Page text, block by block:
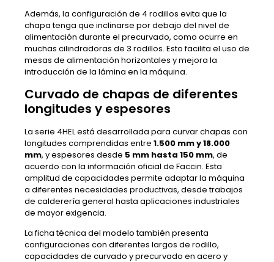
Además, la configuración de 4 rodillos evita que la
chapa tenga que inclinarse por debajo del nivel de
alimentación durante el precurvado, como ocurre en
muchas cilindradoras de 3 rodillos. Esto facilita el uso de
mesas de alimentación horizontales y mejora la
introducción de la lámina en la máquina.
Curvado de chapas de diferentes
longitudes y espesores
La serie 4HEL está desarrollada para curvar chapas con
longitudes comprendidas entre 1.500 mm y 18.000
mm, y espesores desde 5 mm hasta 150 mm, de
acuerdo con la información oficial de Faccin. Esta
amplitud de capacidades permite adaptar la máquina
a diferentes necesidades productivas, desde trabajos
de calderería general hasta aplicaciones industriales
de mayor exigencia.
La ficha técnica del modelo también presenta
configuraciones con diferentes largos de rodillo,
capacidades de curvado y precurvado en acero y